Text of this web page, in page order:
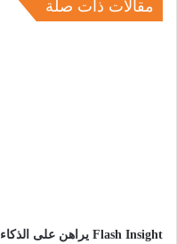
مقالات ذات صلة
Flash Insight يراهن على الذكاء